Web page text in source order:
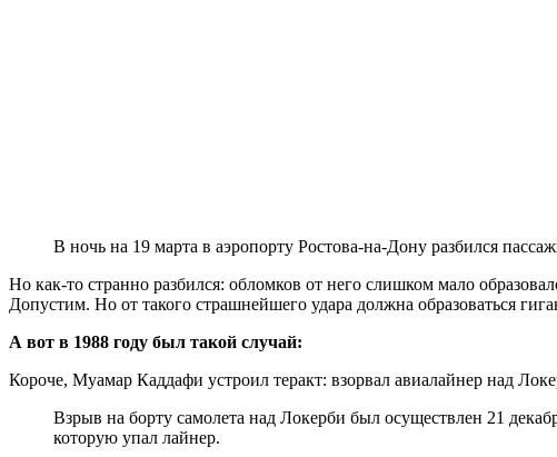
В ночь на 19 марта в аэропорту Ростова-на-Дону разбился
Но как-то странно разбился: обломков от него слишком мало
Допустим. Но от такого страшнейшего удара должна образоваться
А вот в 1988 году был такой случай:
Короче, Муамар Каддафи устроил теракт: взорвал авиалайнер над
Взрыв на борту самолета над Локерби был осуществлен 21
которую упал лайнер.